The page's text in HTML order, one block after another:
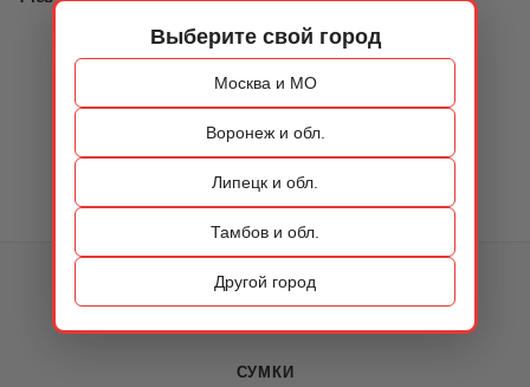
Выберите свой город
Москва и МО
Воронеж и обл.
Липецк и обл.
Тамбов и обл.
Другой город
КАТАЛОГ
СУМКИ